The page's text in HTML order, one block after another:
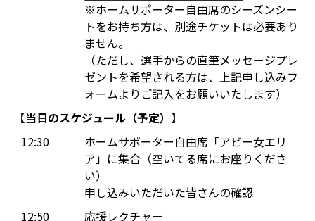
※ホームサポーター自由席のシーズンシー
トをお持ち方は、別途チケットは必要あり
ません。
（ただし、選手からの直筆メッセージプレ
ゼントを希望される方は、上記申し込みフ
ォームよりご記入をお願いいたします）
【当日のスケジュール（予定）】
12:30
ホームサポーター自由席「アビー女エリ
ア」に集合（空いてる席にお座りくださ
い）
申し込みいただいた皆さんの確認
12:50
応援レクチャー